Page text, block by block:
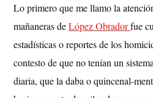
Lo primero que me llamo la
mañaneras deLópez Obradorfue
estadísticas o reportes de los
contesto de que no tenían un
diaria, que la daba o quincenal-